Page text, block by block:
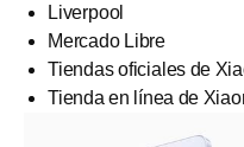
Liverpool
Mercado Libre
Tiendas oficiales de
Tienda en línea de